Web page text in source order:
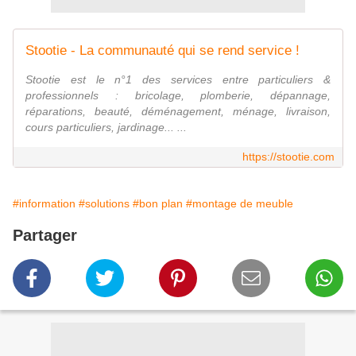
Stootie - La communauté qui se rend service !
Stootie est le n°1 des services entre particuliers &
professionnels : bricolage, plomberie, dépannage,
réparations, beauté, déménagement, ménage, livraison,
cours particuliers, jardinage... ...
https://stootie.com
#information #solutions #bon plan #montage de meuble
Partager